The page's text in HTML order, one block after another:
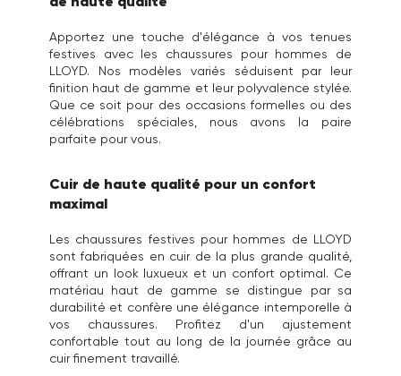
Apportez une touche d'élégance à vos tenues
festives avec les chaussures pour hommes de
LLOYD. Nos modèles variés séduisent par leur
finition haut de gamme et leur polyvalence stylée.
Que ce soit pour des occasions formelles ou des
célébrations spéciales, nous avons la paire
parfaite pour vous.
Cuir de haute qualité pour un confort
maximal
Les chaussures festives pour hommes de LLOYD
sont fabriquées en cuir de la plus grande qualité,
offrant un look luxueux et un confort optimal. Ce
matériau haut de gamme se distingue par sa
durabilité et confère une élégance intemporelle à
vos chaussures. Profitez d'un ajustement
confortable tout au long de la journée grâce au
cuir finement travaillé.